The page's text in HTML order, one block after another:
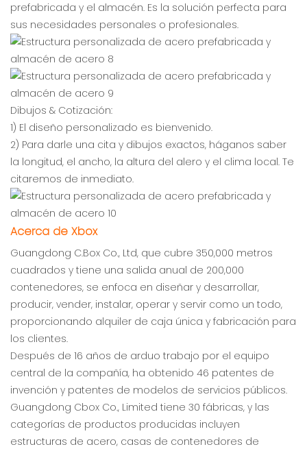
prefabricada y el almacén. Es la solución perfecta para
sus necesidades personales o profesionales.
Dibujos & Cotización:
1) El diseño personalizado es bienvenido.
2) Para darle una cita y dibujos exactos, háganos saber
la longitud, el ancho, la altura del alero y el clima local. Te
citaremos de inmediato.
Acerca de Xbox
Guangdong C.Box Co., Ltd, que cubre 350,000 metros
cuadrados y tiene una salida anual de 200,000
contenedores, se enfoca en diseñar y desarrollar,
producir, vender, instalar, operar y servir como un todo,
proporcionando alquiler de caja única y fabricación para
los clientes.
Después de 16 años de arduo trabajo por el equipo
central de la compañía, ha obtenido 46 patentes de
invención y patentes de modelos de servicios públicos.
Guangdong Cbox Co., Limited tiene 30 fábricas, y las
categorías de productos producidas incluyen
estructuras de acero, casas de contenedores de